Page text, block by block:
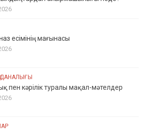
есімінің мағынасы
ДАНАЛЫҒЫ
пен кәрілік туралы мақал-мәтелдер